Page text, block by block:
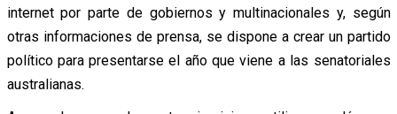
internet por parte de gobiernos y multinacionales y, según
otras informaciones de prensa, se dispone a crear un partido
político para presentarse el año que viene a las senatoriales
australianas.